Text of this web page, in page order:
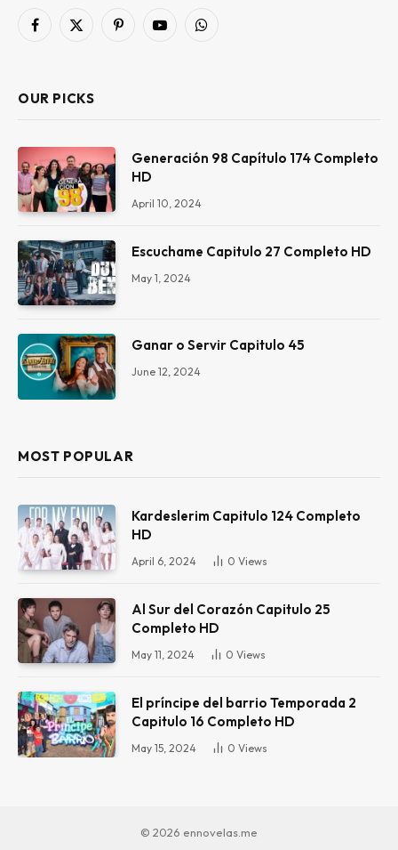
Facebook
X
PinterestYouTubeWhatsApp
OUR PICKS
Generación 98 Capítulo 174 Completo
HD
April 10, 2024
Escuchame Capitulo 27 Completo HD
May 1, 2024
Ganar o Servir Capitulo 45
June 12, 2024
MOST POPULAR
Kardeslerim Capitulo 124 Completo
HD
April 6, 2024 0 Views
Al Sur del Corazón Capitulo 25
Completo HD
May 11, 2024 0 Views
El príncipe del barrio Temporada 2
Capitulo 16 Completo HD
May 15, 2024 0 Views
© 2026 ennovelas.me